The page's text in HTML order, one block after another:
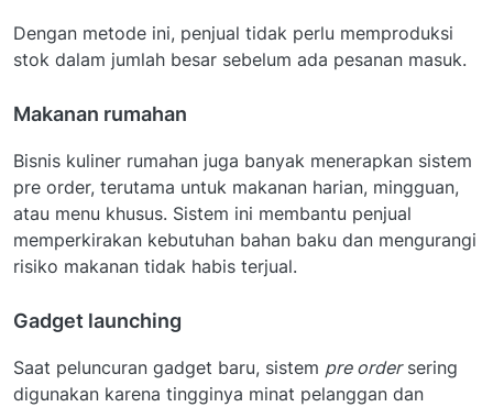
Dengan metode ini, penjual tidak perlu memproduksi
stok dalam jumlah besar sebelum ada pesanan masuk.
Makanan rumahan
Bisnis kuliner rumahan juga banyak menerapkan sistem
pre order, terutama untuk makanan harian, mingguan,
atau menu khusus. Sistem ini membantu penjual
memperkirakan kebutuhan bahan baku dan mengurangi
risiko makanan tidak habis terjual.
Gadget launching
Saat peluncuran gadget baru, sistem pre ordersering
digunakan karena tingginya minat pelanggan dan